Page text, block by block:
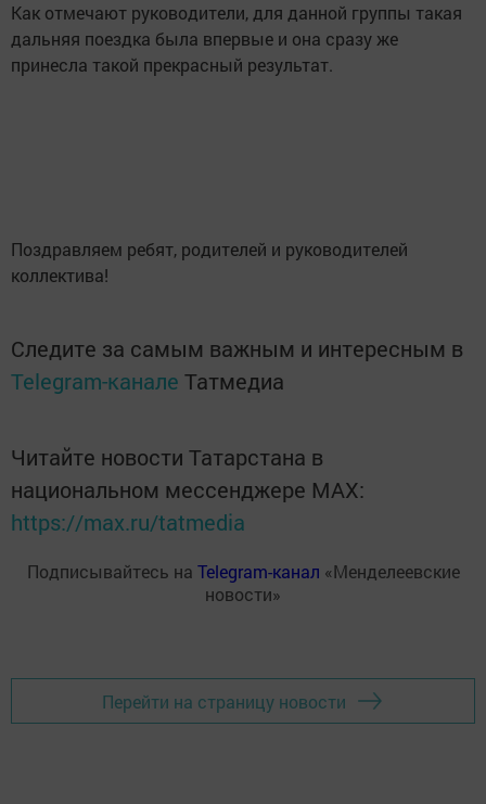
Как отмечают руководители, для данной группы такая
дальняя поездка была впервые и она сразу же
принесла такой прекрасный результат.
Поздравляем ребят, родителей и руководителей
коллектива!
Следите за самым важным и интересным в
Telegram-канале Татмедиа
Читайте новости Татарстана в
национальном мессенджере MАХ:
https://max.ru/tatmedia
Подписывайтесь на Telegram-канал «Менделеевские
новости»
Перейти на страницу новости